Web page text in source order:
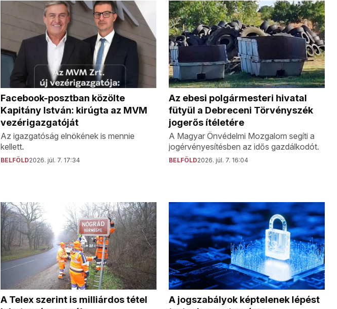
Facebook-posztban közölte
Kapitány István: kirúgta az MVM
vezérigazgatóját
Az igazgatóság elnökének is mennie
kellett.
BELFÖLD2026. júl. 7. 17:34
Az ebesi polgármesteri hivatal
fütyül a Debreceni Törvényszék
jogerős ítéletére
A Magyar Önvédelmi Mozgalom segíti a
jogérvényesítésben az idős gazdálkodót.
BELFÖLD2026. júl. 7. 16:04
A Telex szerint is milliárdos tétel
A jogszabályok képtelenek lépést